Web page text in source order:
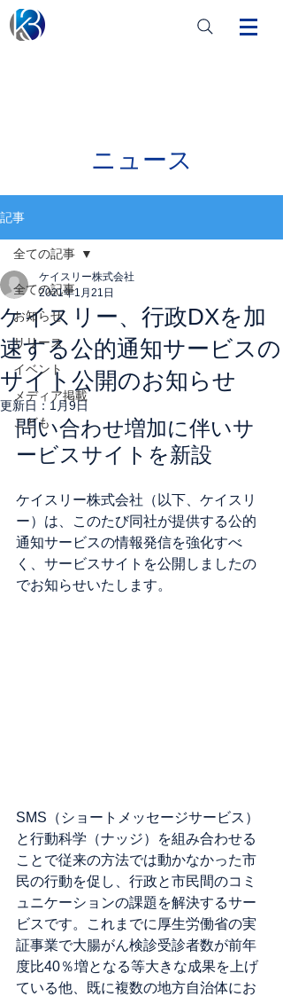
ニュース
記事
全ての記事
お知らせ
リリース
イベント
メディア掲載
こども
全ての記事
ケイスリー、行政DXを加
速する公的通知サービスの
サイト公開のお知らせ
ケイスリー株式会社
2021年1月21日
更新日： 1月9日
問い合わせ増加に伴いサ
ービスサイトを新設
ケイスリー株式会社（以下、ケイスリ
ー）は、このたび同社が提供する公的
通知サービスの情報発信を強化すべ
く、サービスサイトを公開しましたの
でお知らせいたします。
SMS（ショートメッセージサービス）
と行動科学（ナッジ）を組み合わせる
ことで従来の方法では動かなかった市
民の行動を促し、行政と市民間のコミ
ュニケーションの課題を解決するサー
ビスです。これまでに厚生労働省の実
証事業で大腸がん検診受診者数が前年
度比40％増となる等大きな成果を上げ
ている他、既に複数の地方自治体にお